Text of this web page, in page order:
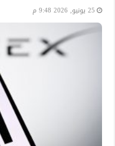
25 يونيو, 2026 9:48 م